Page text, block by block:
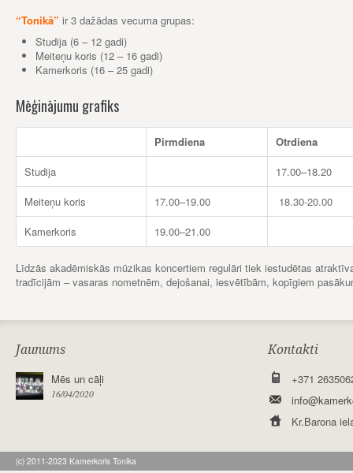
“Tonikā” ir 3 dažādas vecuma grupas:
Studija (6 – 12 gadi)
Meiteņu koris (12 – 16 gadi)
Kamerkoris (16 – 25 gadi)
Mēģinājumu grafiks
Pirmdiena
Otrdiena
Studija
17.00–18.20
Meiteņu koris
17.00–19.00
18.30-20.00
Kamerkoris
19.00–21.00
Līdzās akadēmiskās mūzikas koncertiem regulāri tiek iestudētas
tradīcijām – vasaras nometnēm, dejošanai, iesvētībām, kopīgiem
Jaunums
Mēs un cāļi
16/04/2020
Kontakti
+371
Kr.Barona
(c) 2011-2023 Kamerkoris Tonika